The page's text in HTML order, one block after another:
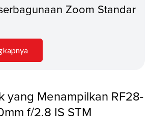
Zoom Standar
yang Menampilkan RF28-
f/2.8 IS STM